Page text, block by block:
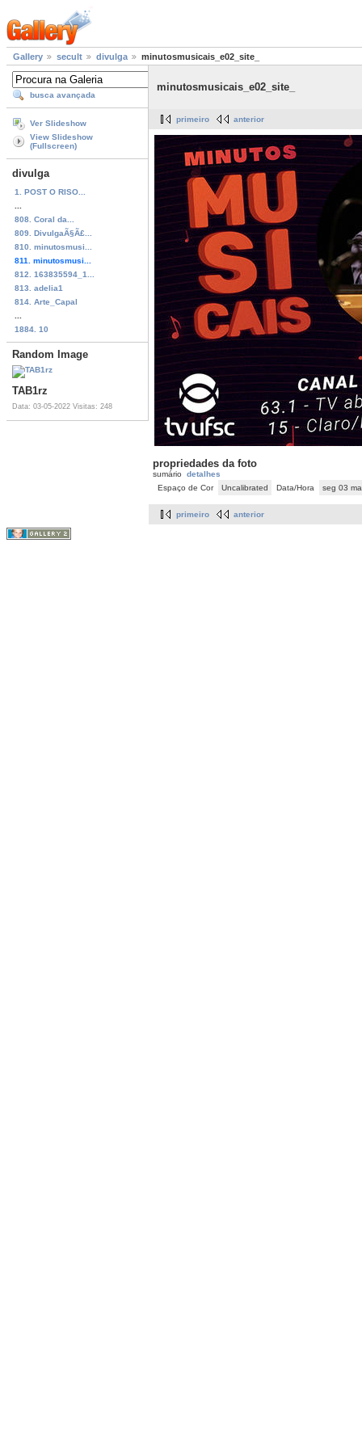
Gallery secult divulga minutosmusicais_e02_site_
busca avançada
Ver Slideshow
View Slideshow
(Fullscreen)
divulga
1. POST O RISO...
808. Coral da...
809. DivulgaÃ§Ã£...
810. minutosmusi...
811. minutosmusi...
812. 163835594_1...
813. adelia1
814. Arte_Capal
1884. 10
Random Image
TAB1rz
Data: 03-05-2022 Visitas: 248
minutosmusicais_e02_site_
primeiro anterior
propriedades da foto
sumário detalhes
Espaço de Cor
Uncalibrated Data/Hora seg 03
primeiro anterior